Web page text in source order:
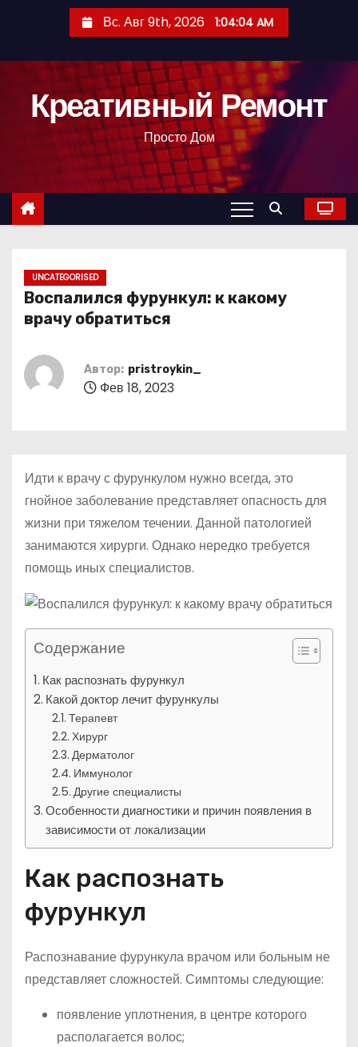
с
Вс. Авг 9th, 2026 1:04:05 AM
Креативный Ремонт
Просто Дом
UNCATEGORISED
Воспалился фурункул: к какому
врачу обратиться
Автор: pristroykin_
Фев 18, 2023
Идти к врачу с фурункулом нужно всегда, это
гнойное заболевание представляет опасность для
жизни при тяжелом течении. Данной патологией
занимаются хирурги. Однако нередко требуется
помощь иных специалистов.
Содержание
Как распознать фурункул
Какой доктор лечит фурункулы
Терапевт
Хирург
Дерматолог
Иммунолог
Другие специалисты
Особенности диагностики и причин появления в
зависимости от локализации
Как распознать
фурункул
Распознавание фурункула врачом или больным не
представляет сложностей. Симптомы следующие:
появление уплотнения, в центре которого
располагается волос;